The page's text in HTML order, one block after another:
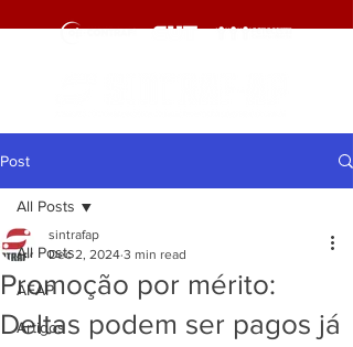
Post
All Posts
AFAP
Artigos
All Posts
Promoção por mérito:
Deltas podem ser pagos já
sintrafap
Dec 2, 2024 3 min read